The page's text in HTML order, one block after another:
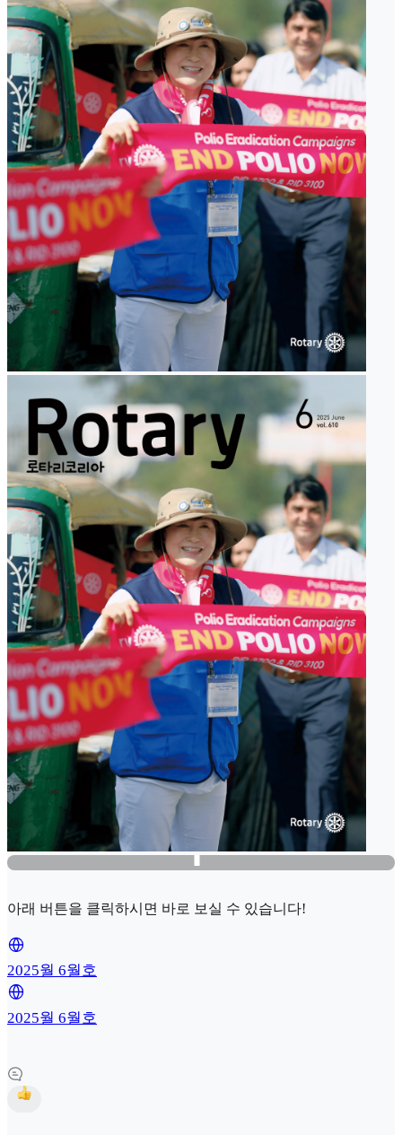
아래 버튼을 클릭하시면 바로 보실 수 있습니다!
2025월 6월호
2025월 6월호